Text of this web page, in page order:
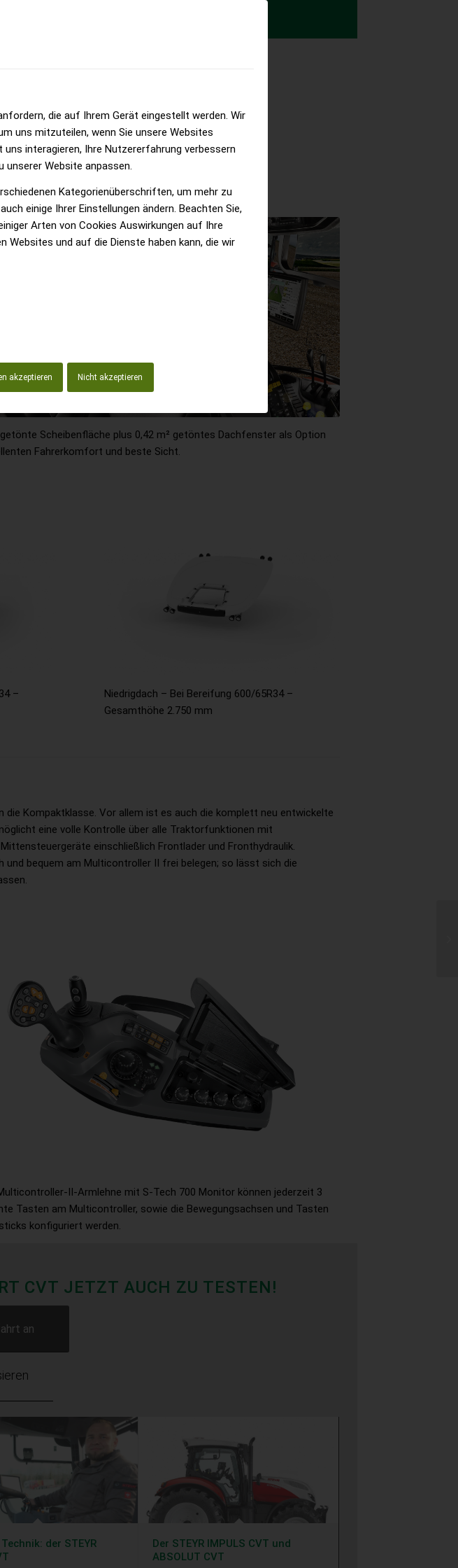
die auf Ihrem Gerät eingestellt werden. Wir
uns mitzuteilen, wenn Sie unsere Websites
uns interagieren, Ihre Nutzererfahrung verbessern
unserer Website anpassen.
Kategorienüberschriften, um mehr zu
einige Ihrer Einstellungen ändern. Beachten Sie,
Arten von Cookies Auswirkungen auf Ihre
Websites und auf die Dienste haben kann, die wir
akzeptieren Nicht akzeptieren
Kompaktklasse
S-Control
CVT-Getriebe mit modernster
und packt richtig viel Innovation rein.
getönte Scheibenfläche plus 0,42 m² getöntes Dachfenster als Option
Fahrerkomfort und beste Sicht.
–
Niedrigdach – Bei Bereifung 600/65R34 –
Gesamthöhe 2.750 mm
Kompaktklasse. Vor allem ist es auch die komplett neu entwickelte
eine volle Kontrolle über alle Traktorfunktionen mit
einschließlich Frontlader und Fronthydraulik.
und bequem am Multicontroller II frei belegen; so lässt sich die
II-Armlehne mit S-Tech 700 Monitor können jederzeit 3
Tasten am Multicontroller, sowie die Bewegungsachsen und Tasten
konfiguriert werden.
CVT JETZT AUCH ZU TESTEN!
an
der STEYR
Der STEYR IMPULS CVT und
ABSOLUT CVT